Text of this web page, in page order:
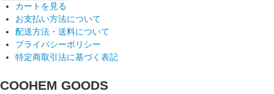
カートを見る
お支払い方法について
配送方法・送料について
プライバシーポリシー
特定商取引法に基づく表記
COOHEM GOODS